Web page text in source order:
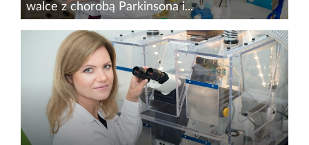
walce z chorobą Parkinsona i...
Od wielu lat obserwujemy zjawisko starzenia się
społeczeństwa, co oznacza rosnącą liczbę osób
w wieku podeszłym, które są narażone na
częstsze występowanie chorób
neurozwyrodnieniowych w tym m.in...